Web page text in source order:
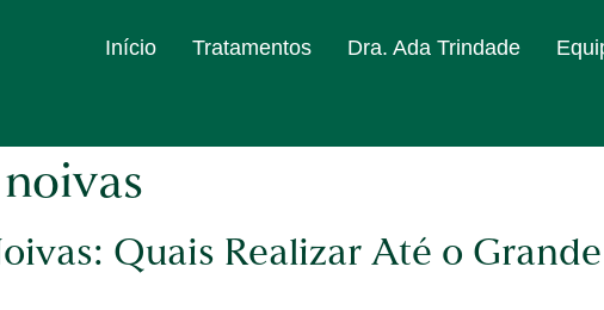
Início Tratamentos Dra. Ada Trindade
Quais Realizar Até o